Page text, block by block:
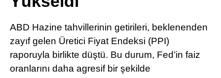
Telegram
ABD Hazine tahvillerinin getirileri, beklenenden
zayıf gelen Üretici Fiyat Endeksi (PPI)
raporuyla birlikte düştü. Bu durum, Fed’in faiz
oranlarını daha agresif bir şekilde